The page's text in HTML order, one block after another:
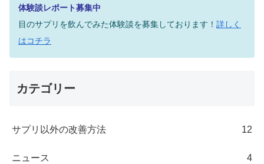
体験談レポート募集中
目のサプリを飲んでみた体験談を募集しております！ 詳しく
はコチラ
カテゴリー
サプリ以外の改善方法 12
ニュース 4